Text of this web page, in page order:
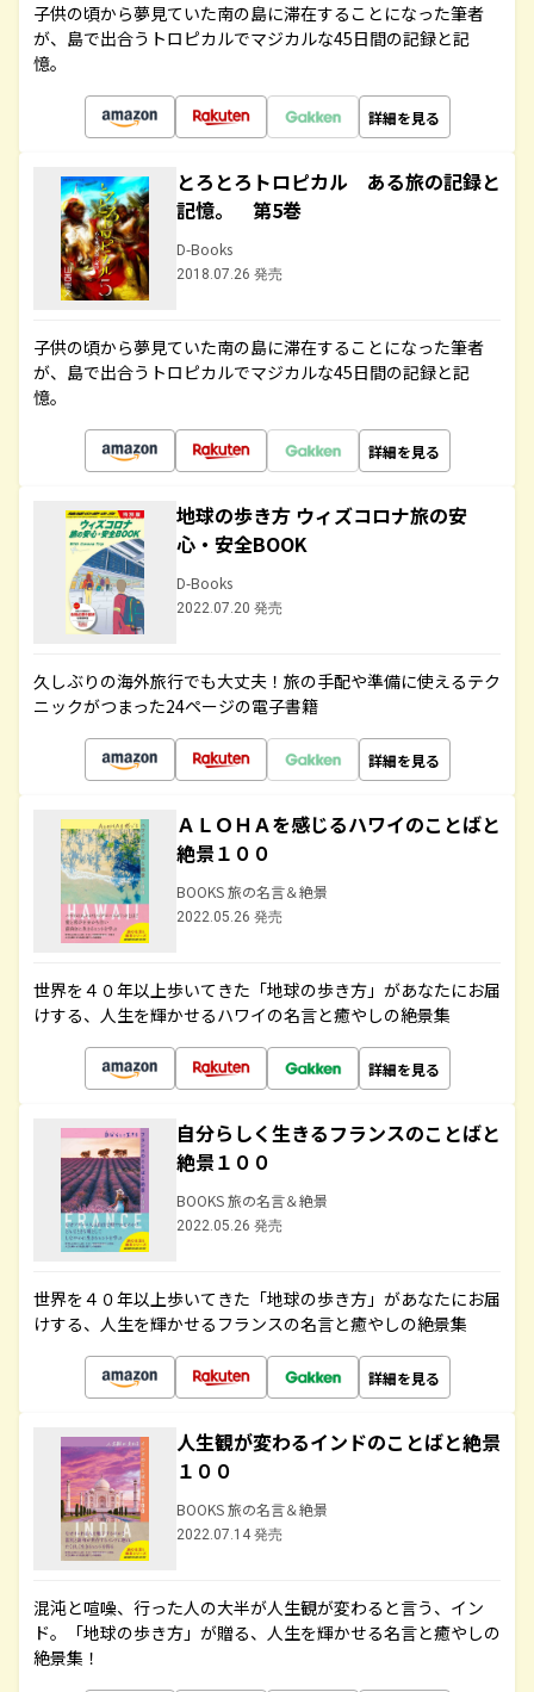
子供の頃から夢見ていた南の島に滞在することになった筆者
が、島で出合うトロピカルでマジカルな45日間の記録と記
憶。
詳細を見る
とろとろトロピカル ある旅の記録と
記憶。 第5巻
D-Books
2018.07.26 発売
子供の頃から夢見ていた南の島に滞在することになった筆者
が、島で出合うトロピカルでマジカルな45日間の記録と記
憶。
詳細を見る
地球の歩き方 ウィズコロナ旅の安
心・安全BOOK
D-Books
2022.07.20 発売
久しぶりの海外旅行でも大丈夫！旅の手配や準備に使えるテク
ニックがつまった24ページの電子書籍
詳細を見る
ＡＬＯＨＡを感じるハワイのことばと
絶景１００
BOOKS 旅の名言＆絶景
2022.05.26 発売
世界を４０年以上歩いてきた「地球の歩き方」があなたにお届
けする、人生を輝かせるハワイの名言と癒やしの絶景集
詳細を見る
自分らしく生きるフランスのことばと
絶景１００
BOOKS 旅の名言＆絶景
2022.05.26 発売
世界を４０年以上歩いてきた「地球の歩き方」があなたにお届
けする、人生を輝かせるフランスの名言と癒やしの絶景集
詳細を見る
人生観が変わるインドのことばと絶景
１００
BOOKS 旅の名言＆絶景
2022.07.14 発売
混沌と喧噪、行った人の大半が人生観が変わると言う、イン
ド。「地球の歩き方」が贈る、人生を輝かせる名言と癒やしの
絶景集！